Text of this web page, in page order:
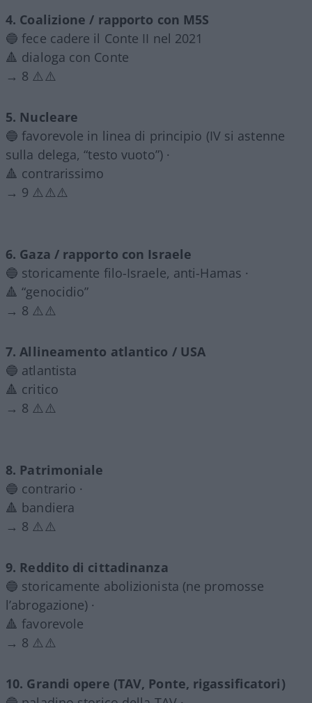
4. Coalizione / rapporto con M5S
🔵 fece cadere il Conte II nel 2021
🔺 dialoga con Conte
→ 8 ⚠️⚠️
5. Nucleare
🔵 favorevole in linea di principio (IV si astenne
sulla delega, “testo vuoto”) ·
🔺 contrarissimo
→ 9 ⚠️⚠️⚠️
6. Gaza / rapporto con Israele
🔵 storicamente filo-Israele, anti-Hamas ·
🔺 “genocidio”
→ 8 ⚠️⚠️
7. Allineamento atlantico / USA
🔵 atlantista
🔺 critico
→ 8 ⚠️⚠️
8. Patrimoniale
🔵 contrario ·
🔺 bandiera
→ 8 ⚠️⚠️
9. Reddito di cittadinanza
🔵 storicamente abolizionista (ne promosse
l’abrogazione) ·
🔺 favorevole
→ 8 ⚠️⚠️
10. Grandi opere (TAV, Ponte, rigassificatori)